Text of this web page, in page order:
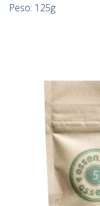
Peso: 125g